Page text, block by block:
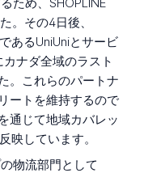
。その4日後、
あるUniUniとサービ
ナダ全域のラスト
。これらのパートナ
ートを維持するので
通じて地域カバレッ
映しています。
物流部門として